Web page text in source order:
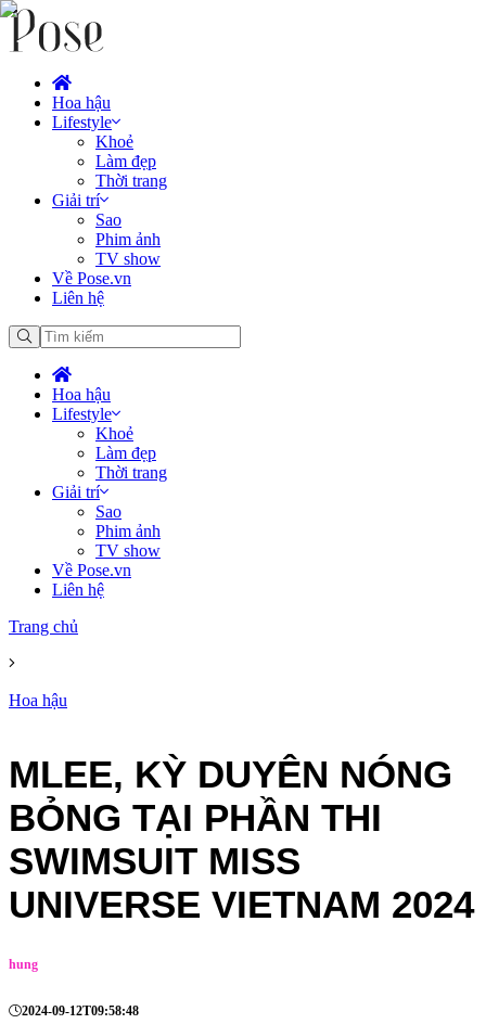
Hoa hậu
Lifestyle
Khoẻ
Làm đẹp
Thời trang
Giải trí
Sao
Phim ảnh
TV show
Về Pose.vn
Liên hệ
Hoa hậu
Lifestyle
Khoẻ
Làm đẹp
Thời trang
Giải trí
Sao
Phim ảnh
TV show
Về Pose.vn
Liên hệ
Trang chủ
Hoa hậu
MLEE, KỲ DUYÊN NÓNG
BỎNG TẠI PHẦN THI
SWIMSUIT MISS
UNIVERSE VIETNAM 2024
hung
2024-09-12T09:58:48